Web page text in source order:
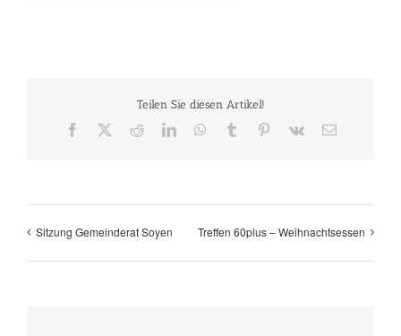
Teilen Sie diesen Artikel!
Facebook RedditLinkedInWhatsApp
Tumblr Pinterest
Vk
E-
Sitzung Gemeinderat Soyen Treffen 60plus – Weihnachtsessen